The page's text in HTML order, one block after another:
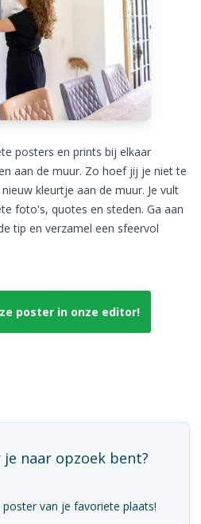
posters en prints bij elkaar
aan de muur. Zo hoef jij je niet te
kleurtje aan de muur. Je vult
foto's, quotes en steden. Ga aan
tip en verzamel een sfeervol
poster in onze editor!
naar opzoek bent?
van je favoriete plaats!